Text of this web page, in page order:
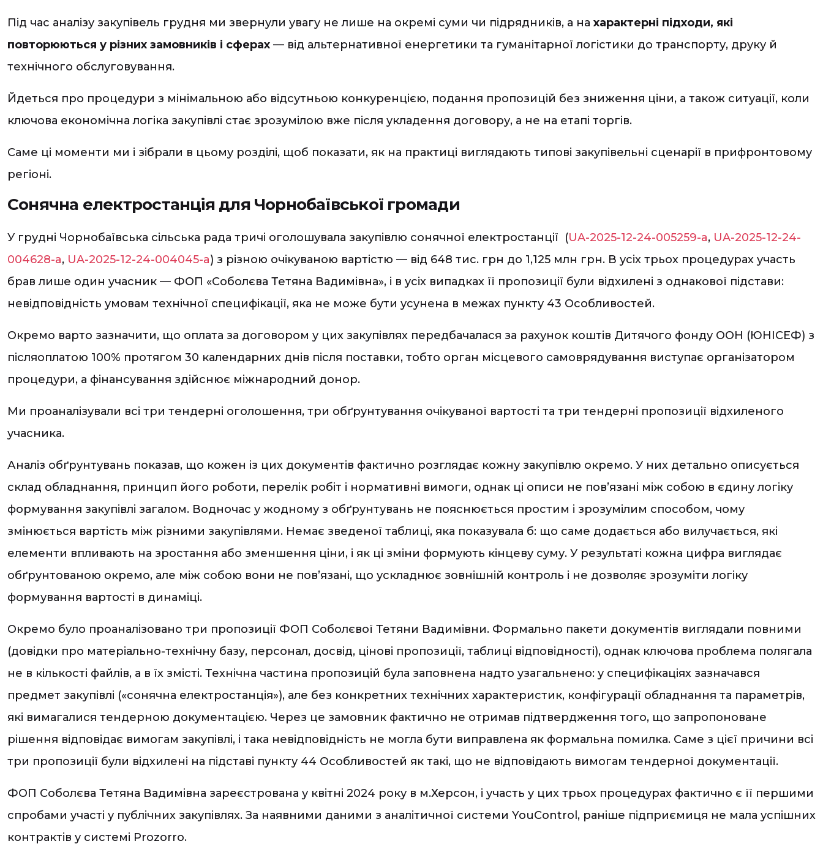
Під час аналізу закупівель грудня ми звернули увагу не лише на окремі суми чи підрядників, а на характерні підходи, які
повторюються у різних замовників і сферах — від альтернативної енергетики та гуманітарної логістики до транспорту, друку й
технічного обслуговування.
Йдеться про процедури з мінімальною або відсутньою конкуренцією, подання пропозицій без зниження ціни, а також ситуації, коли
ключова економічна логіка закупівлі стає зрозумілою вже після укладення договору, а не на етапі торгів.
Саме ці моменти ми і зібрали в цьому розділі, щоб показати, як на практиці виглядають типові закупівельні сценарії в прифронтовому
регіоні.
Сонячна електростанція для Чорнобаївської громади
У грудні Чорнобаївська сільська рада тричі оголошувала закупівлю сонячної електростанції (UA-2025-12-24-005259-a, UA-2025-12-24-
004628-a, UA-2025-12-24-004045-a) з різною очікуваною вартістю — від 648 тис. грн до 1,125 млн грн. В усіх трьох процедурах участь
брав лише один учасник — ФОП «Соболєва Тетяна Вадимівна», і в усіх випадках її пропозиції були відхилені з однакової підстави:
невідповідність умовам технічної специфікації, яка не може бути усунена в межах пункту 43 Особливостей.
Окремо варто зазначити, що оплата за договором у цих закупівлях передбачалася за рахунок коштів Дитячого фонду ООН (ЮНІСЕФ) з
післяоплатою 100% протягом 30 календарних днів після поставки, тобто орган місцевого самоврядування виступає організатором
процедури, а фінансування здійснює міжнародний донор.
Ми проаналізували всі три тендерні оголошення, три обґрунтування очікуваної вартості та три тендерні пропозиції відхиленого
учасника.
Аналіз обґрунтувань показав, що кожен із цих документів фактично розглядає кожну закупівлю окремо. У них детально описується
склад обладнання, принцип його роботи, перелік робіт і нормативні вимоги, однак ці описи не пов’язані між собою в єдину логіку
формування закупівлі загалом. Водночас у жодному з обґрунтувань не пояснюється простим і зрозумілим способом, чому
змінюється вартість між різними закупівлями. Немає зведеної таблиці, яка показувала б: що саме додається або вилучається, які
елементи впливають на зростання або зменшення ціни, і як ці зміни формують кінцеву суму. У результаті кожна цифра виглядає
обґрунтованою окремо, але між собою вони не пов’язані, що ускладнює зовнішній контроль і не дозволяє зрозуміти логіку
формування вартості в динаміці.
Окремо було проаналізовано три пропозиції ФОП Соболєвої Тетяни Вадимівни. Формально пакети документів виглядали повними
(довідки про матеріально-технічну базу, персонал, досвід, цінові пропозиції, таблиці відповідності), однак ключова проблема полягала
не в кількості файлів, а в їх змісті. Технічна частина пропозицій була заповнена надто узагальнено: у специфікаціях зазначався
предмет закупівлі («сонячна електростанція»), але без конкретних технічних характеристик, конфігурації обладнання та параметрів,
які вимагалися тендерною документацією. Через це замовник фактично не отримав підтвердження того, що запропоноване
рішення відповідає вимогам закупівлі, і така невідповідність не могла бути виправлена як формальна помилка. Саме з цієї причини всі
три пропозиції були відхилені на підставі пункту 44 Особливостей як такі, що не відповідають вимогам тендерної документації.
ФОП Соболєва Тетяна Вадимівна зареєстрована у квітні 2024 року в м.Херсон, і участь у цих трьох процедурах фактично є її першими
спробами участі у публічних закупівлях. За наявними даними з аналітичної системи YouControl, раніше підприємиця не мала успішних
контрактів у системі Prozorro.